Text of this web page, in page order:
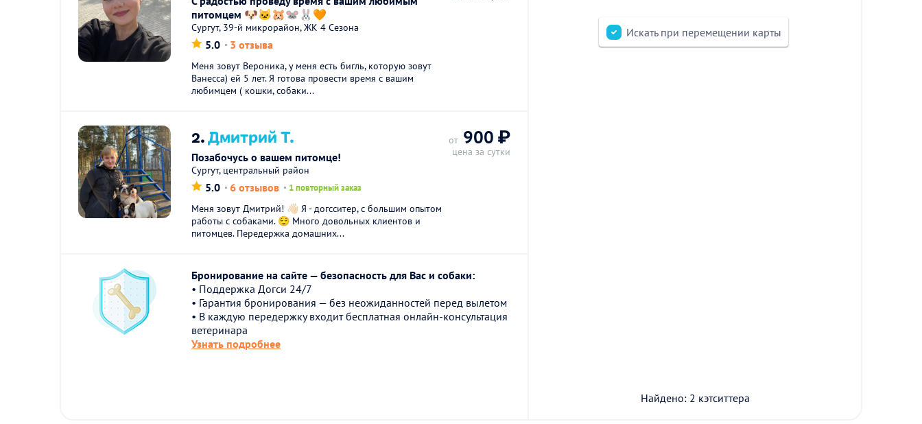
питомцем 🐶🐱🐹🐭🐰🧡
Сургут, 39-й микрорайон, ЖК 4 Сезона
5.0 3 отзыва
Меня зовут Вероника, у меня есть бигль, которую зовут
Ванесса) ей 5 лет. Я готова провести время с вашим
любимцем ( кошки, собаки...
2.Дмитрий Т.
Позабочусь о вашем питомце!
Сургут, центральный район
5.0 6 отзывов 1 повторный заказ
Меня зовут Дмитрий! 👋🏻 Я - догсситер, с большим опытом
работы с собаками. 😌 Много довольных клиентов и
питомцев. Передержка домашних...
от 900 ₽
цена за сутки
Бронирование на сайте — безопасность для Вас и собаки:
• Поддержка Догси 24/7
• Гарантия бронирования — без неожиданностей перед вылетом
• В каждую передержку входит бесплатная онлайн-консультация
ветеринара
Узнать подробнее
Искать при перемещении карты
Найдено: 2 кэтситтера